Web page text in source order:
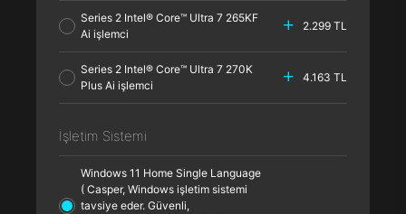
Series 2 Intel® Core™ Ultra 7 265KF
Ai işlemci
2.299 TL
Series 2 Intel® Core™ Ultra 7 270K
Plus Ai işlemci
4.163 TL
İşletim Sistemi
Windows 11 Home Single Language
( Casper, Windows işletim sistemi
tavsiye eder. Güvenli,